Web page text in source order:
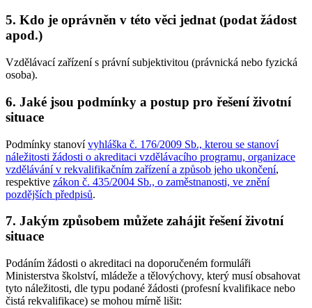
5. Kdo je oprávněn v této věci jednat (podat žádost
apod.)
Vzdělávací zařízení s právní subjektivitou (právnická nebo fyzická
osoba).
6. Jaké jsou podmínky a postup pro řešení životní
situace
Podmínky stanovívyhláška č. 176/2009 Sb., kterou se stanoví
náležitosti žádosti o akreditaci vzdělávacího programu, organizace
vzdělávání v rekvalifikačním zařízení a způsob jeho ukončení,
respektive zákon č. 435/2004 Sb., o zaměstnanosti, ve znění
pozdějších předpisů.
7. Jakým způsobem můžete zahájit řešení životní
situace
Podáním žádosti o akreditaci na doporučeném formuláři
Ministerstva školství, mládeže a tělovýchovy, který musí obsahovat
tyto náležitosti, dle typu podané žádosti (profesní kvalifikace nebo
čistá rekvalifikace) se mohou mírně lišit: